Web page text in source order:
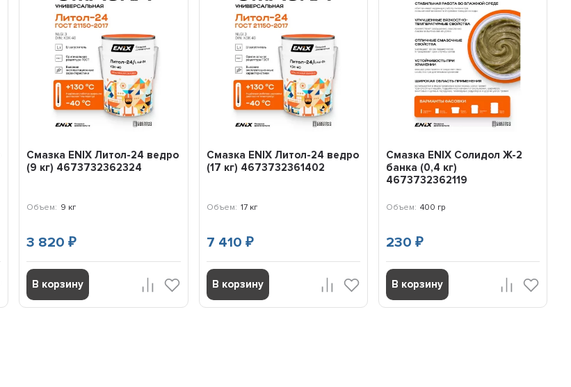
Смазка ENIX Литол-24 ведро
(9 кг) 4673732362324
Объем: 9 кг
3 820₽
В корзину
Смазка ENIX Литол-24 ведро
(17 кг) 4673732361402
Объем: 17 кг
7 410 ₽
В корзину
Смазка ENIX Солидол Ж-2
банка (0,4 кг)
4673732362119
Объем: 400 гр
230 ₽
В корзину